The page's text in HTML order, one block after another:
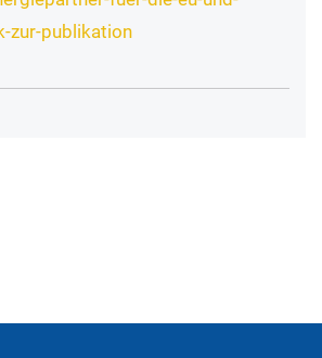
zur-publikation